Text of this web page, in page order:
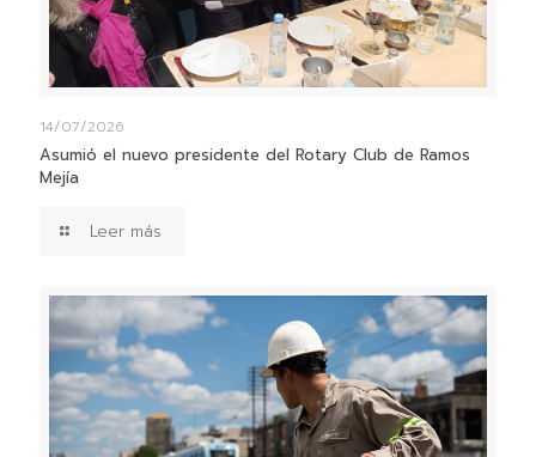
14/07/2026
Asumió el nuevo presidente del Rotary Club de Ramos
Mejía
Leer más